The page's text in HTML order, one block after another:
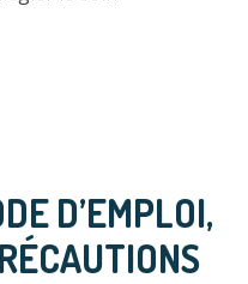
D’EMPLOI,